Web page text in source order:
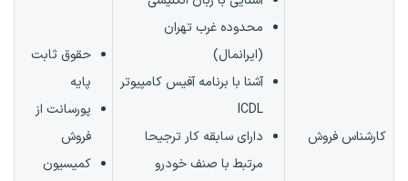
کارشناس فروش
محدوده غرب تهران
(ایرانمال)
آشنا با برنامه آفیس کامپیوتر
ICDL
دارای سابقه کار ترجیحا
مرتبط با صنف خودرو
حقوق ثابت
پایه
پورسانت از
فروش
کمیسیون